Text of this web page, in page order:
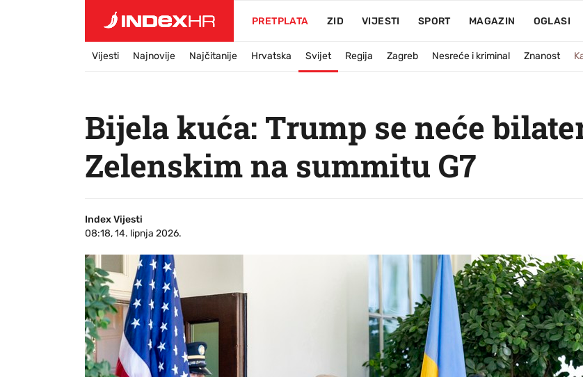
PRETPLATA ZID VIJESTI SPORT MAGAZIN OGLASI
Vijesti Najnovije Najčitanije Hrvatska Svijet Regija Zagreb Nesreće i kriminal Znanost
Bijela kuća: Trump se neće
Zelenskim na summitu G7
Index Vijesti
08:18, 14. lipnja 2026.